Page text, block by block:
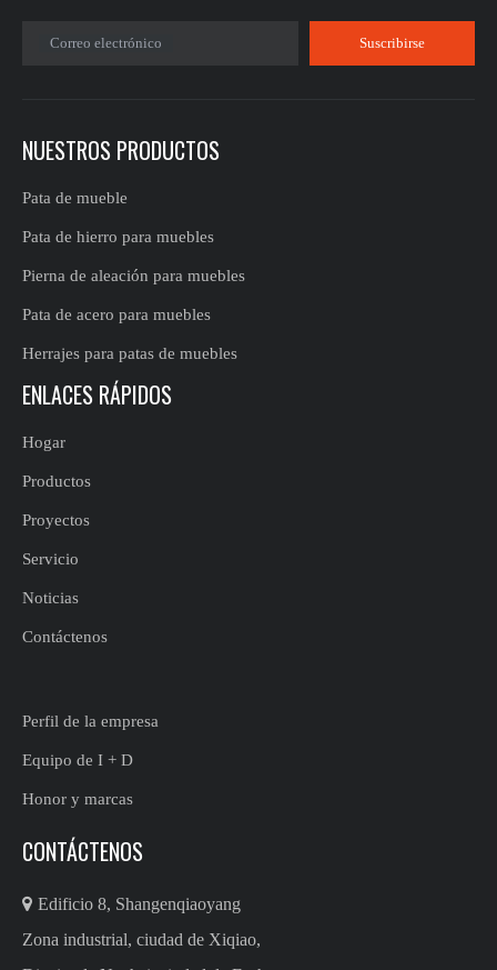
Correo electrónico Suscribirse
NUESTROS PRODUCTOS
Pata de mueble
Pata de hierro para muebles
Pierna de aleación para muebles
Pata de acero para muebles
Herrajes para patas de muebles
ENLACES RÁPIDOS
Hogar
Productos
Proyectos
Servicio
Noticias
Contáctenos
Perfil de la empresa
Equipo de I + D
Honor y marcas
CONTÁCTENOS
 Edificio 8, Shangenqiaoyang
Zona industrial, ciudad de Xiqiao,